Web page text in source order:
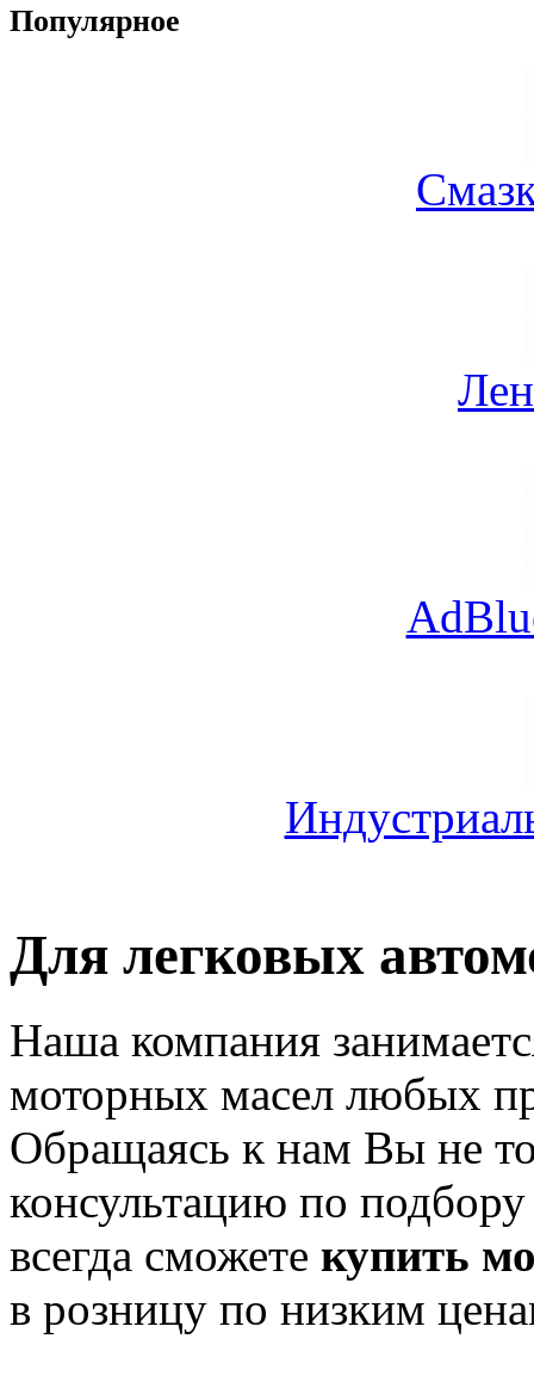
Популярное
Для легковых
Наша компания
моторных масел любых
Обращаясь к нам Вы не
консультацию по
всегда сможете купить
в розницу по низким